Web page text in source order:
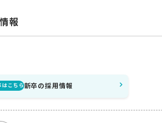
報
はこちら新卒の採用情報